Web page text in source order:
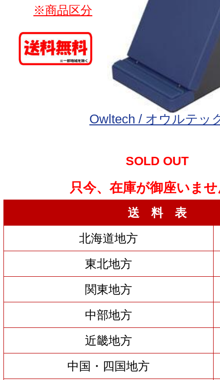
※商品区分
Owltech / オウルテッ
SOLD OUT
只今、在庫が御座いま
送 料 表
北海道地方
東北地方
関東地方
中部地方
近畿地方
中国・四国地方